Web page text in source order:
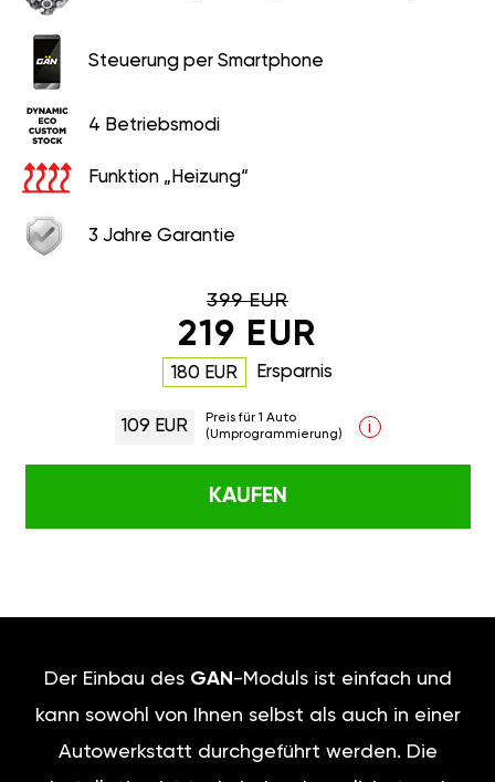
Steuerung per Smartphone
4 Betriebsmodi
Funktion „Heizung“
3 Jahre Garantie
399 EUR
219 EUR
180 EUR Ersparnis
109 EUR
Preis für 1 Auto
(Umprogrammierung)
i
KAUFEN
Der Einbau des GAN -Moduls ist einfach und
kann sowohl von Ihnen selbst als auch in einer
Autowerkstatt durchgeführt werden. Die